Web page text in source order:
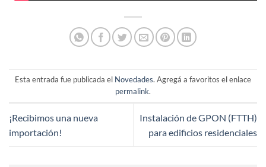
Esta entrada fue publicada el Novedades. Agregá a favoritos el enlace
permalink.
¡Recibimos una nueva
importación!
Instalación de GPON (FTTH)
para edificios residenciales